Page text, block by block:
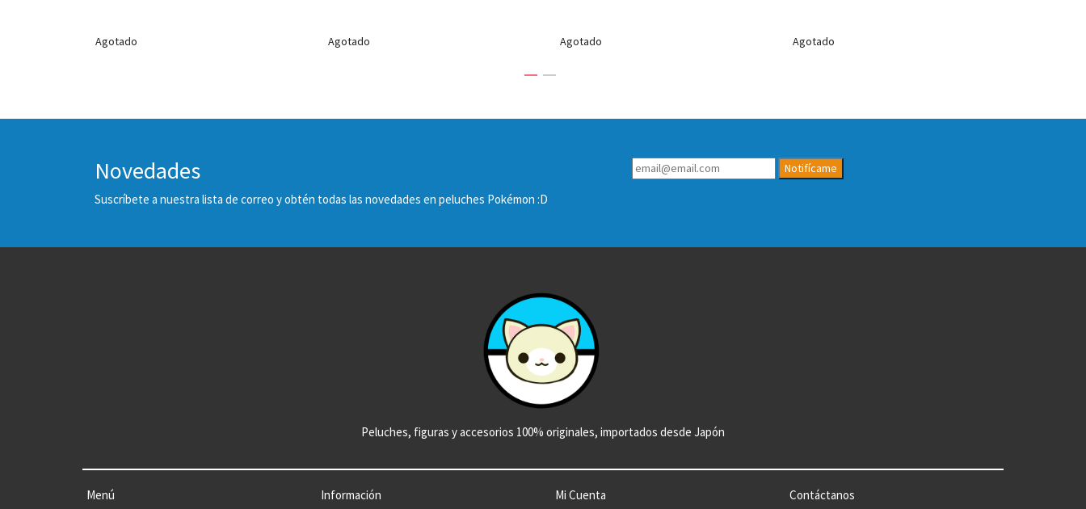
Agotado Agotado Agotado Agotado
Novedades
Suscríbete a nuestra lista de correo y obtén todas las novedades en peluches Pokémon :D
Notifícame
Peluches, figuras y accesorios 100% originales, importados desde Japón
Menú Información Mi Cuenta Contáctanos